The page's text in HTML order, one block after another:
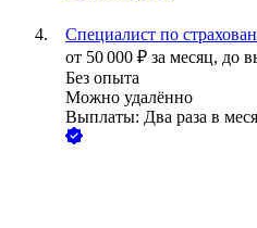
Специалист по
от 50 000 ₽ за месяц, до
Без опыта
Можно удалённо
Выплаты: Два раза в